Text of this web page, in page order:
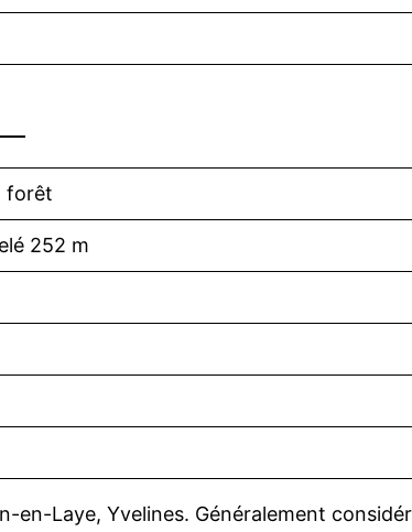
forêt
252 m
Laye, Yvelines. Généralement